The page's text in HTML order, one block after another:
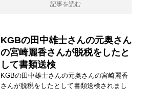
記事を読む
KGBの田中雄士さんの元奥さん
の宮崎麗香さんが脱税をしたと
して書類送検
KGBの田中雄士さんの元奥さんの宮崎麗香
さんが脱税をしたとして書類送検されまし